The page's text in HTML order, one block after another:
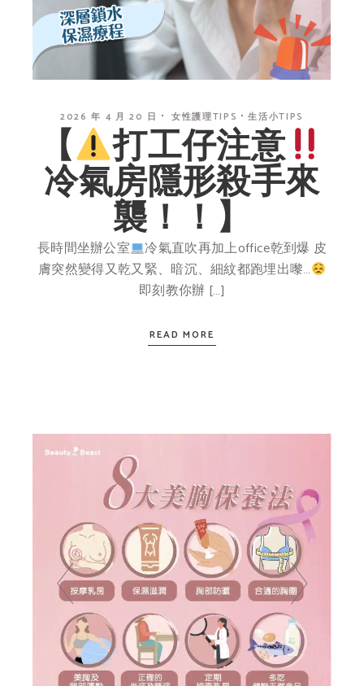
2026 年 4 月 20 日 女性護理TIPS 生活小TIPS
【
打工仔注意
冷氣房隱形殺手來
襲！！】
長時間坐辦公室
冷氣直吹再加上office乾到爆 皮
膚突然變得又乾又緊、暗沉、細紋都跑埋出嚟…
即刻教你辦 […]
READ MORE